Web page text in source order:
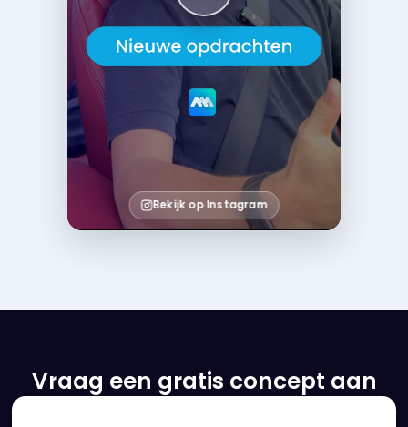
Bekijk op Instagram
Vraag een gratis concept aan